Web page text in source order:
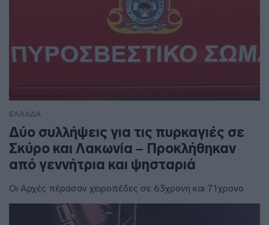
ΕΛΛΑΔΑ
Δύο συλλήψεις για τις πυρκαγιές σε
Σκύρο και Λακωνία – Προκλήθηκαν
από γεννήτρια και ψησταριά
Οι Αρχές πέρασαν χειροπέδες σε 63χρονη και 71χρονο